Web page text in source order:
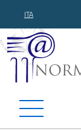
ITA